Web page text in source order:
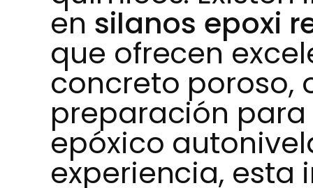
en silanos epoxi
que ofrecen
concreto poroso,
preparación
epóxico
experiencia, esta